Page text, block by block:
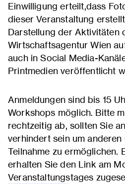
Einwilligung erteilt,dass
dieser Veranstaltung
Darstellung der Aktivitäten
Wirtschaftsagentur Wien
auch in Social Media-
Printmedien veröffentlicht
Anmeldungen sind bis 15
Workshops möglich. Bitte
rechtzeitig ab, sollten Sie
verhindert sein um
Teilnahme zu ermöglichen.
erhalten Sie den Link am
Veranstaltungstages